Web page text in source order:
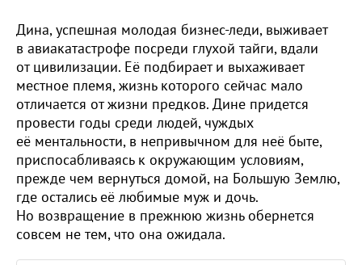
Дина, успешная молодая бизнес-леди, выживает
в авиакатастрофе посреди глухой тайги, вдали
от цивилизации. Её подбирает и выхаживает
местное племя, жизнь которого сейчас мало
отличается от жизни предков. Дине придется
провести годы среди людей, чуждых
её ментальности, в непривычном для неё быте,
приспосабливаясь к окружающим условиям,
прежде чем вернуться домой, на Большую Землю,
где остались её любимые муж и дочь.
Но возвращение в прежнюю жизнь обернется
совсем не тем, что она ожидала.